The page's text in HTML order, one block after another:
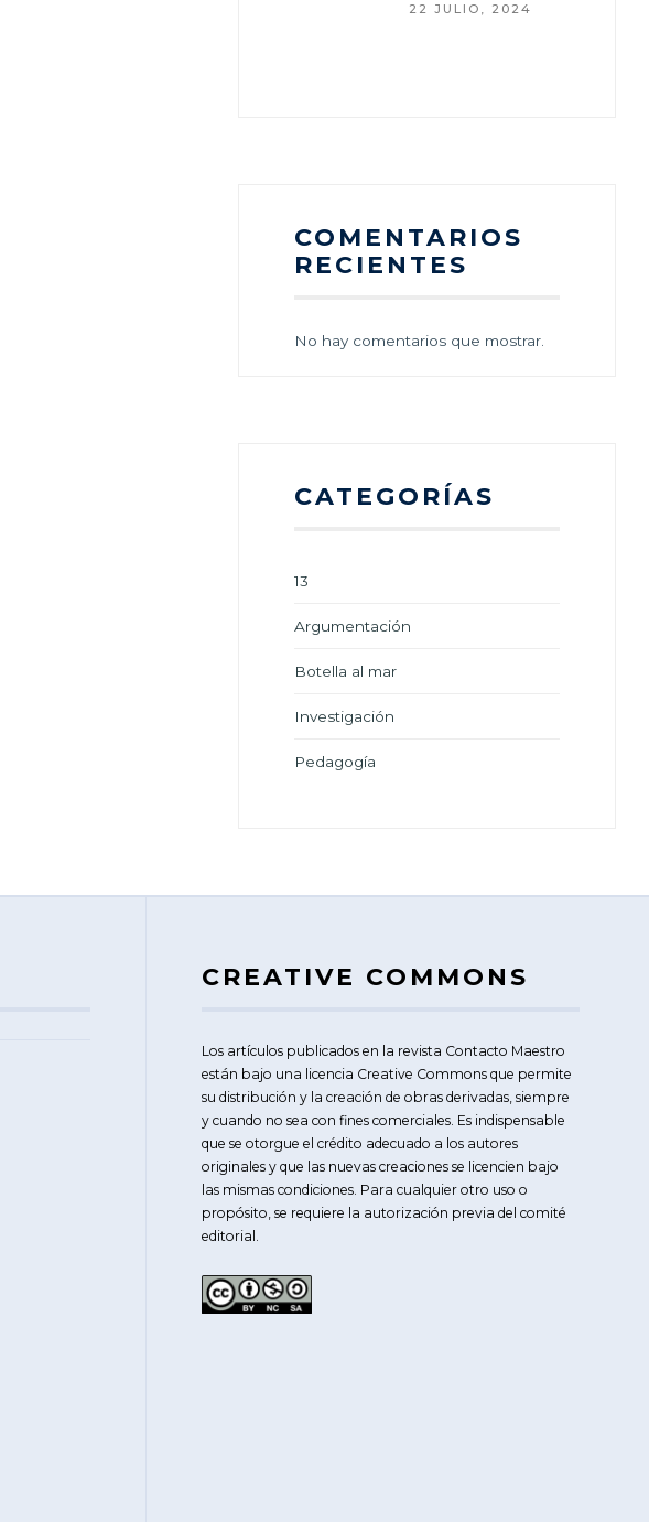
22 JULIO, 2024
COMENTARIOS
RECIENTES
No hay comentarios que mostrar.
CATEGORÍAS
13
Argumentación
Botella al mar
Investigación
Pedagogía
CREATIVE COMMONS
Los artículos publicados en la revista Contacto Maestro
están bajo una licencia Creative Commons que permite
su distribución y la creación de obras derivadas, siempre
y cuando no sea con fines comerciales. Es indispensable
que se otorgue el crédito adecuado a los autores
originales y que las nuevas creaciones se licencien bajo
las mismas condiciones. Para cualquier otro uso o
propósito, se requiere la autorización previa del comité
editorial.